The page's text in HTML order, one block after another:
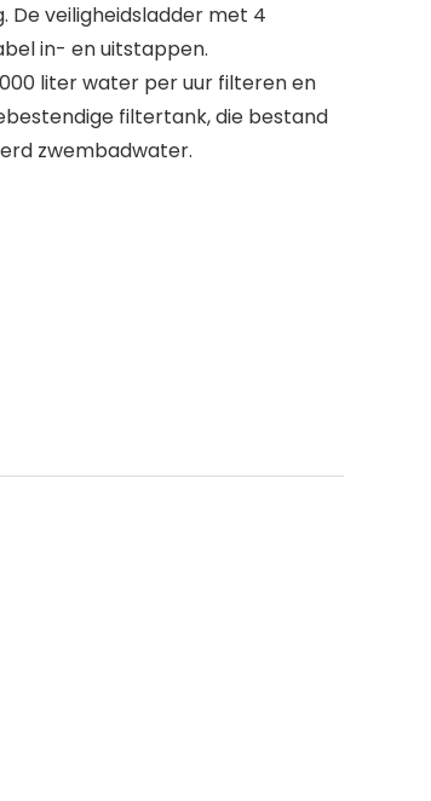
De veiligheidsladder met 4
in- en uitstappen.
liter water per uur filteren en
filtertank, die bestand
zwembadwater.